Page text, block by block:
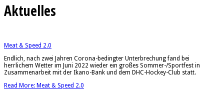
Aktuelles
Meat & Speed 2.0
Endlich, nach zwei Jahren Corona-bedingter Unterbrechung fand bei
herrlichem Wetter im Juni 2022 wieder ein großes Sommer-/Sportfest in
Zusammenarbeit mit der Ikano-Bank und dem DHC-Hockey-Club statt.
Read More: Meat & Speed 2.0